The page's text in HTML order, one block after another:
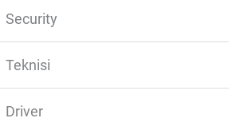
Security
Teknisi
Driver